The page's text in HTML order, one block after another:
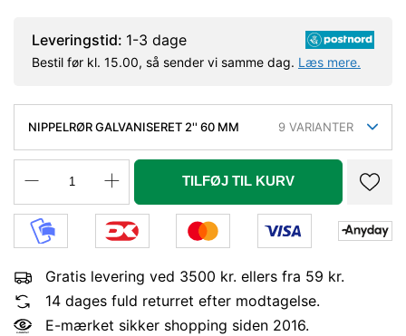
Leveringstid: 1-3 dage
Bestil før kl. 15.00, så sender vi samme dag. Læs mere.
NIPPELRØR GALVANISERET 2'' 60 MM 9 VARIANTER
TILFØJ TIL KURV
Gratis levering ved 3500 kr. ellers fra 59 kr.
14 dages fuld returret efter modtagelse.
E-mærket sikker shopping siden 2016.